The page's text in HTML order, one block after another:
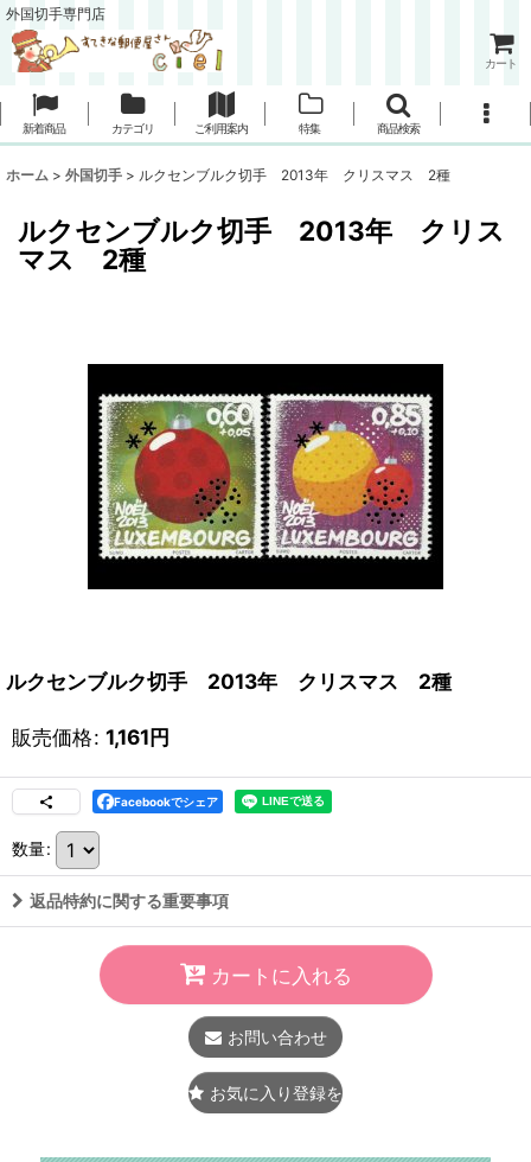
外国切手専門店
カート
新着商品 カテゴリ ご利用案内 特集 商品検索
ホーム > 外国切手 > ルクセンブルク切手 2013年 クリスマス 2種
ルクセンブルク切手 2013年 クリス
マス 2種
ルクセンブルク切手 2013年 クリスマス 2種
販売価格: 1,161円
Facebookでシェア
数量:
返品特約に関する重要事項
カートに入れる
お問い合わせ
お気に入り登録をする